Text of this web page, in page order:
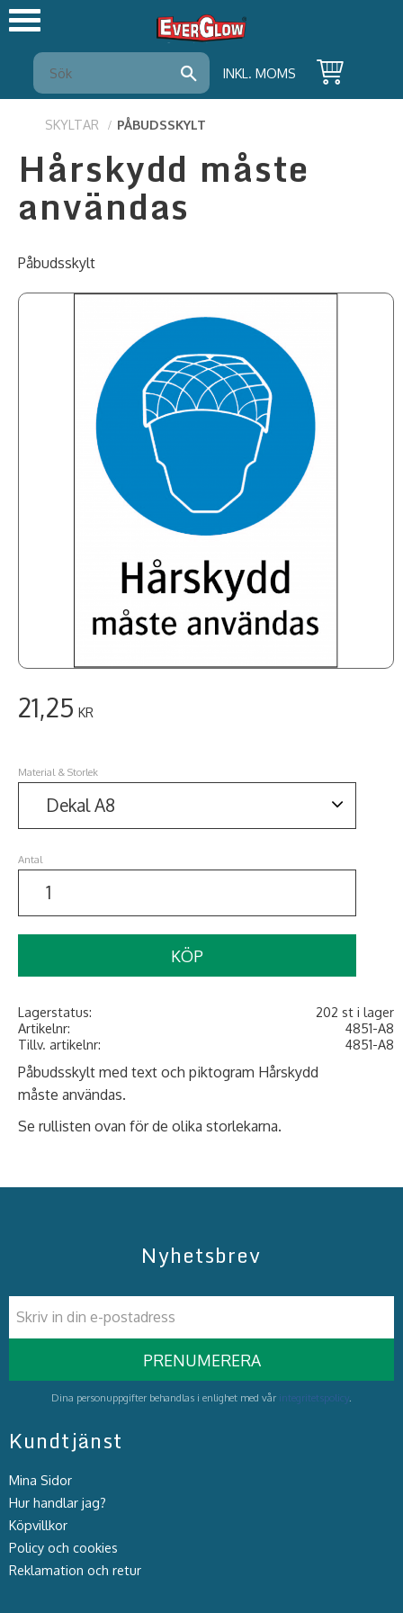
INKL. MOMS
SKYLTAR PÅBUDSSKYLT
Hårskydd måste
användas
Påbudsskylt
21,25 KR
Material & Storlek
Antal
KÖP
Lagerstatus
202 st i lager
Artikelnr
4851-A8
Tillv. artikelnr
4851-A8
Påbudsskylt med text och piktogram Hårskydd
måste användas.
Se rullisten ovan för de olika storlekarna.
Nyhetsbrev
PRENUMERERA
Dina personuppgifter behandlas i enlighet med vår integritetspolicy.
Kundtjänst
Mina Sidor
Hur handlar jag?
Köpvillkor
Policy och cookies
Reklamation och retur